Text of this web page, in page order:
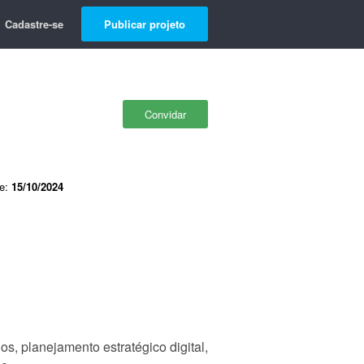
Cadastre-se Publicar projeto
Convidar
15/10/2024
planejamento estratégico digital,